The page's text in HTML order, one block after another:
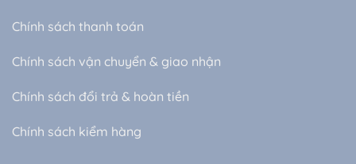
Chính sách thanh toán
Chính sách vận chuyển & giao nhận
Chính sách đổi trả & hoàn tiền
Chính sách kiểm hàng